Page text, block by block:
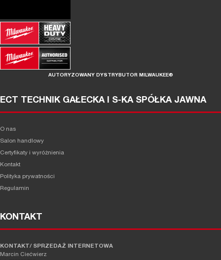
AUTORYZOWANY DYSTRYBUTOR MILWAUKEE®
ECT TECHNIK GAŁECKA I S-KA SPÓŁKA JAWNA
O nas
Salon handlowy
Certyfikaty i wyróżnienia
Kontakt
Polityka prywatności
Regulamin
KONTAKT
KONTAKT/ SPRZEDAŻ INTERNETOWA
Marcin Ciećwierz